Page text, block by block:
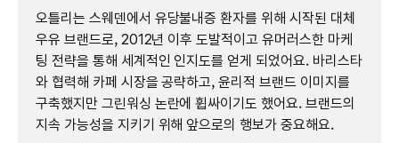
오틀리는 스웨덴에서 유당불내증 환자를 위해 시작된 대체
우유 브랜드로, 2012년 이후 도발적이고 유머러스한 마케
팅 전략을 통해 세계적인 인지도를 얻게 되었어요. 바리스타
와 협력해 카페 시장을 공략하고, 윤리적 브랜드 이미지를
구축했지만 그린워싱 논란에 휩싸이기도 했어요. 브랜드의
지속 가능성을 지키기 위해 앞으로의 행보가 중요해요.